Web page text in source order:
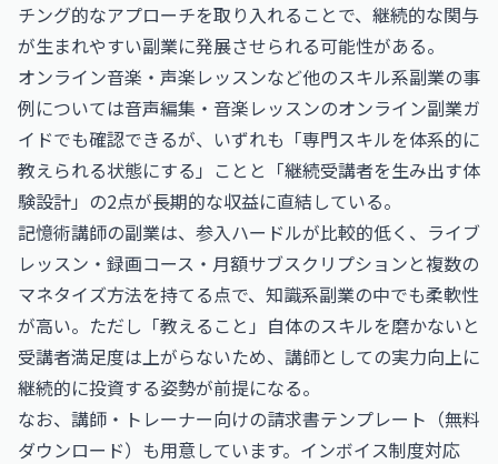
チング的なアプローチを取り入れることで、継続的な関与
が生まれやすい副業に発展させられる可能性がある。
オンライン音楽・声楽レッスンなど他のスキル系副業の事
例については音声編集・音楽レッスンのオンライン副業ガ
イドでも確認できるが、いずれも「専門スキルを体系的に
教えられる状態にする」ことと「継続受講者を生み出す体
験設計」の2点が長期的な収益に直結している。
記憶術講師の副業は、参入ハードルが比較的低く、ライブ
レッスン・録画コース・月額サブスクリプションと複数の
マネタイズ方法を持てる点で、知識系副業の中でも柔軟性
が高い。ただし「教えること」自体のスキルを磨かないと
受講者満足度は上がらないため、講師としての実力向上に
継続的に投資する姿勢が前提になる。
なお、 講師・トレーナー向けの請求書テンプレート（無料
ダウンロード） も用意しています。インボイス制度対応